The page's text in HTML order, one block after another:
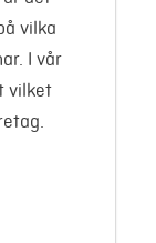
vilka
I vår
vilket